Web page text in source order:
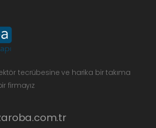
tecrübesine ve harika bir takıma
firmayız